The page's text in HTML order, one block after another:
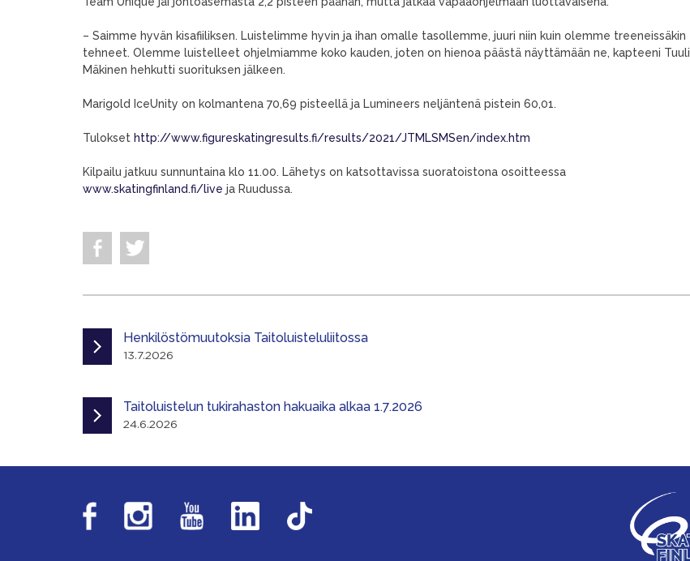
– Saimme hyvän kisafiiliksen. Luistelimme hyvin ja ihan omalle tasollemme, juuri niin kuin olemme treeneissäkin
tehneet. Olemme luistelleet ohjelmiamme koko kauden, joten on hienoa päästä näyttämään ne, kapteeni Tuuli
Mäkinen hehkutti suorituksen jälkeen.
Marigold IceUnity on kolmantena 70,69 pisteellä ja Lumineers neljäntenä pistein 60,01.
Tulokset http://www.figureskatingresults.fi/results/2021/JTMLSMSen/index.htm
Kilpailu jatkuu sunnuntaina klo 11.00. Lähetys on katsottavissa suoratoistona osoitteessa
www.skatingfinland.fi/live ja Ruudussa.
Henkilöstömuutoksia Taitoluisteluliitossa
13.7.2026
Taitoluistelun tukirahaston hakuaika alkaa 1.7.2026
24.6.2026